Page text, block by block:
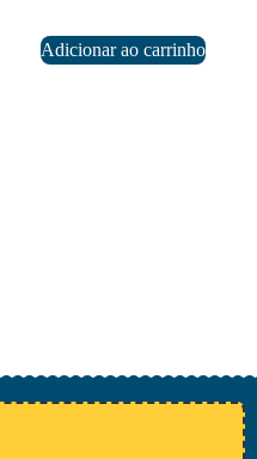
Adicionar ao carrinho